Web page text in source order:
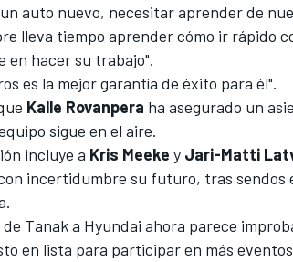
auto nuevo, necesitar aprender de
lleva tiempo aprender cómo ir rápido
en hacer su trabajo".
es la mejor garantía de éxito para él".
Kalle Rovanpera ha asegurado un
sigue en el aire.
incluye a Kris Meeke y Jari-Matti
incertidumbre su futuro, tras sendos
.
de Tanak a Hyundai ahora parece
en lista para participar en más